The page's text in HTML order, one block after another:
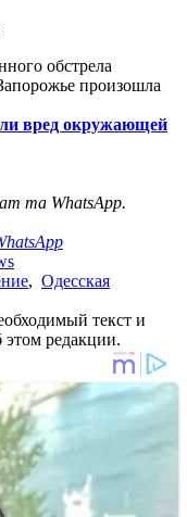
обстрела
произошла
вред окружающей
та WhatsApp.
, Одесская
текст и
редакции.